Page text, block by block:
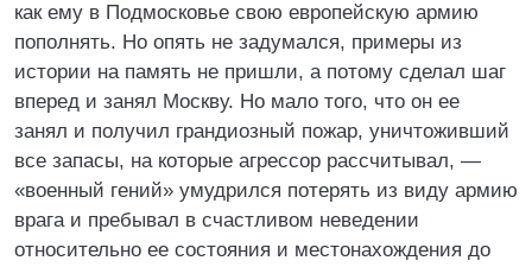
как ему в Подмосковье свою европейскую армию
пополнять. Но опять не задумался, примеры из
истории на память не пришли, а потому сделал шаг
вперед и занял Москву. Но мало того, что он ее
занял и получил грандиозный пожар, уничтоживший
все запасы, на которые агрессор рассчитывал, —
«военный гений» умудрился потерять из виду армию
врага и пребывал в счастливом неведении
относительно ее состояния и местонахождения до